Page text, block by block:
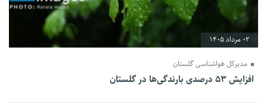
02 مرداد 1405
مدیرکل هواشناسی گلستان
افزایش ۵۳ درصدی بارندگی‌ها در گلستان